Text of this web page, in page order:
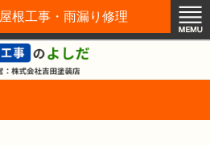
屋根工事・雨漏り修理